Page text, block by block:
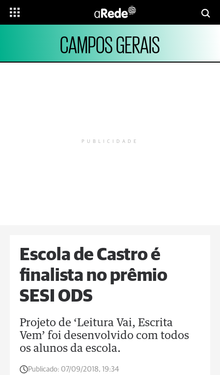
CAMPOS GERAIS
PUBLICIDADE
Escola de Castro é
finalista no prêmio
SESI ODS
Projeto de ‘Leitura Vai, Escrita
Vem’ foi desenvolvido com todos
os alunos da escola.
Publicado: 07/09/2018, 19:34